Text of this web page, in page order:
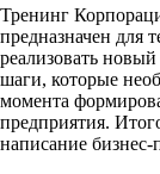
Тренинг
предназначен для
реализовать
шаги, которые
момента
предприятия.
написание